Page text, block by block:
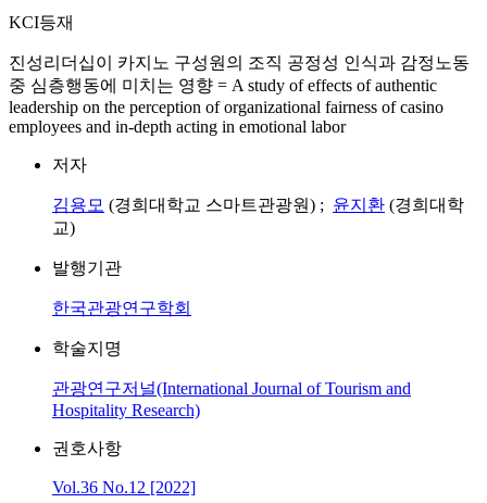
KCI등재
진성리더십이 카지노 구성원의 조직 공정성 인식과 감정노동
중 심층행동에 미치는 영향 = A study of effects of authentic
leadership on the perception of organizational fairness of casino
employees and in-depth acting in emotional labor
저자
김용모 (경희대학교 스마트관광원) ; 윤지환 (경희대학
교)
발행기관
한국관광연구학회
학술지명
관광연구저널(International Journal of Tourism and
Hospitality Research)
권호사항
Vol.36 No.12 [2022]